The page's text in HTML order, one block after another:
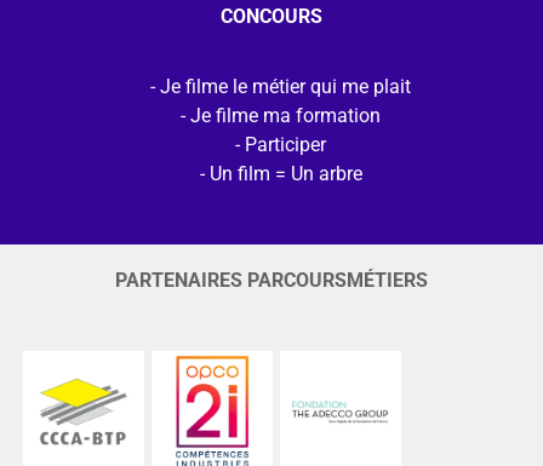
CONCOURS
Je filme le métier qui me plait
Je filme ma formation
Participer
Un film = Un arbre
PARTENAIRES PARCOURSMÉTIERS